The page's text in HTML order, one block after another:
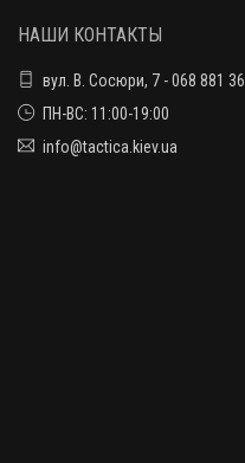
НАШИ КОНТАКТЫ
вул. В. Сосюри, 7 - 068 881
ПН-ВС: 11:00-19:00
info@tactica.kiev.ua